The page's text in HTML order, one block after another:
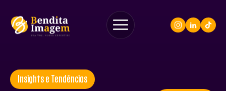
Insights e Tendências